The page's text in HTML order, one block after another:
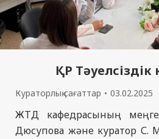
ҚР Тәуелсіздік
Кураторлық сағаттар 03.02.2025
ЖТД кафедрасының
Дюсупова және куратор С.